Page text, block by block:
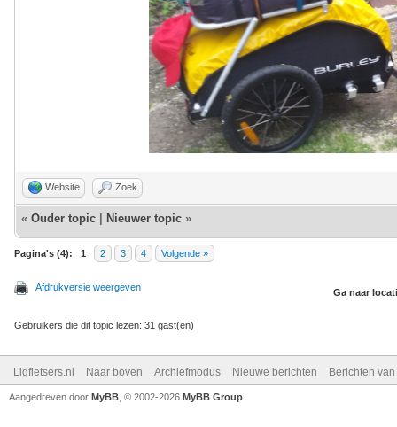
Website Zoek
« Ouder topic Nieuwer topic »
Pagina's (4): 1 2 3 4 Volgende »
Afdrukversie weergeven Ga naar
Gebruikers die dit topic lezen: 31 gast(en)
Ligfietsers.nl Naar boven Archiefmodus Nieuwe berichten Berichten
Aangedreven door MyBB , © 2002-2026 MyBB Group